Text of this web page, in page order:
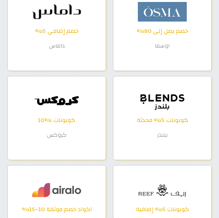
خصم يصل إلى 80%
اوسما
خصم إضافي 5%
داماس
كوبونات 5% محدثة
بلندز
كوبونات %10
كروكس
كوبونات 5% إضافية اكواد خصم موثقة 10–15%